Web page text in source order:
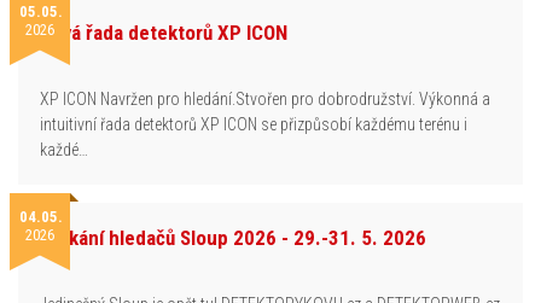
05.05.
2026Nová řada detektorů XP ICON
XP ICON Navržen pro hledání.Stvořen pro dobrodružství. Výkonná a
intuitivní řada detektorů XP ICON se přizpůsobí každému terénu i
každé…
04.05.
2026Setkání hledačů Sloup 2026 - 29.-31. 5. 2026